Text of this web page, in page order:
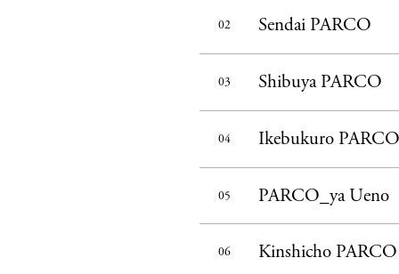
02 Sendai PARCO
03 Shibuya PARCO
04 Ikebukuro
05 PARCO_ya Ueno
06 Kinshicho PARCO